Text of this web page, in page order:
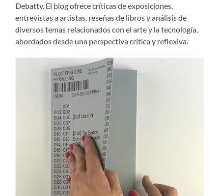
Debatty. El blog ofrece críticas de exposiciones,
entrevistas a artistas, reseñas de libros y análisis de
diversos temas relacionados con el arte y la tecnología,
abordados desde una perspectiva crítica y reflexiva.